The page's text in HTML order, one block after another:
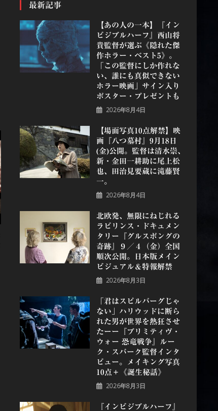
最新記事
【あの人の一本】『イン
ビジブルハーフ』⻄⼭将
貴監督が選ぶ《隠れた傑
作ホラー・ベスト5》。
「この監督にしか作れな
い、誰にも真似できない
ホラー映画」サイン入り
ポスター・プレゼントも
2026年8月4日
【場面写真10点解禁】映
画『八つ墓村』9月18日
(金)公開。監督は清水崇、
新・金田一耕助に尾上松
也、田治見要蔵に滝藤賢
一。
2026年8月4日
北欧発、無限にねじれる
ラビリンス・ドキュメン
タリー『グルスポングの
奇跡』９／４（金）全国
順次公開。日本版メイン
ビジュアル＆特報解禁
2026年8月3日
「君はスピルバーグじゃ
ない」ハリウッドに断ら
れた男が世界を熱狂させ
たーー『プリミティヴ・
ウォー 恐⻯戦争』ルー
ク・スパーク監督インタ
ビュー。メイキング写真
10点＋《誕⽣秘話》
2026年8月3日
『インビジブルハーフ』